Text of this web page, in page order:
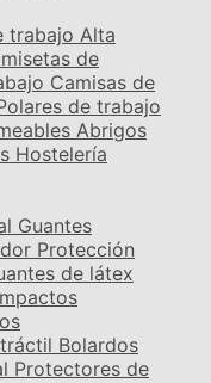
trabajo Alta
de
Camisas de
de trabajo
Abrigos
Hostelería
Guantes
Protección
de látex
Bolardos
Protectores de